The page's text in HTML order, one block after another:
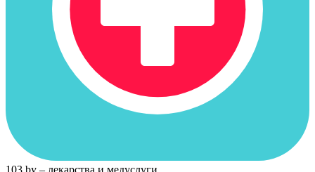
103.by – лекарства и медуслуги